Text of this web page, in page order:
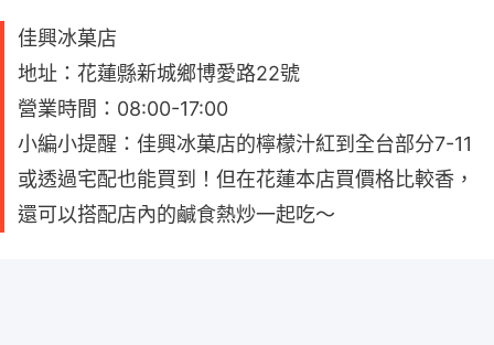
佳興冰菓店
地址：花蓮縣新城鄉博愛路22號
營業時間：08:00-17:00
小編小提醒：佳興冰菓店的檸檬汁紅到全台部分7-11
或透過宅配也能買到！但在花蓮本店買價格比較香，
還可以搭配店內的鹹食熱炒一起吃～